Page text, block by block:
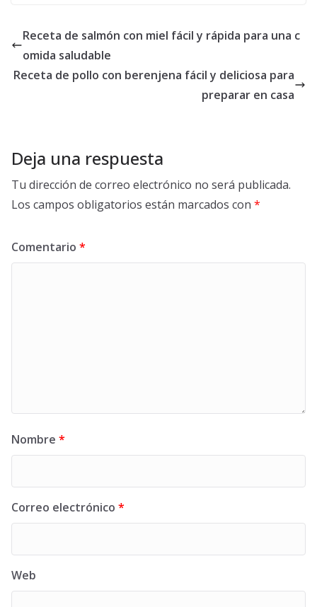
Receta de salmón con miel fácil y rápida para una c
omida saludable
Receta de pollo con berenjena fácil y deliciosa para
preparar en casa
Deja una respuesta
Tu dirección de correo electrónico no será publicada.
Los campos obligatorios están marcados con *
Comentario *
Nombre *
Correo electrónico *
Web